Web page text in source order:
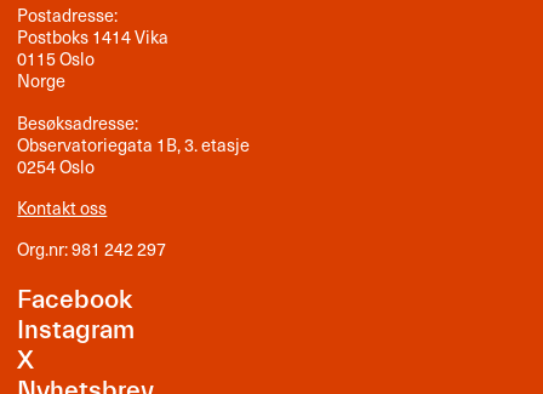
Postadresse:
Postboks 1414 Vika
0115 Oslo
Norge
Besøksadresse:
Observatoriegata 1B, 3. etasje
0254 Oslo
Kontakt oss
Org.nr: 981 242 297
Facebook
Instagram
X